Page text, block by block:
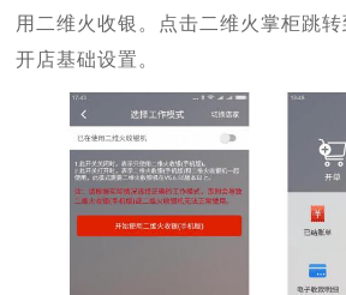
用二维火收银。点击二维火掌柜跳
开店基础设置。